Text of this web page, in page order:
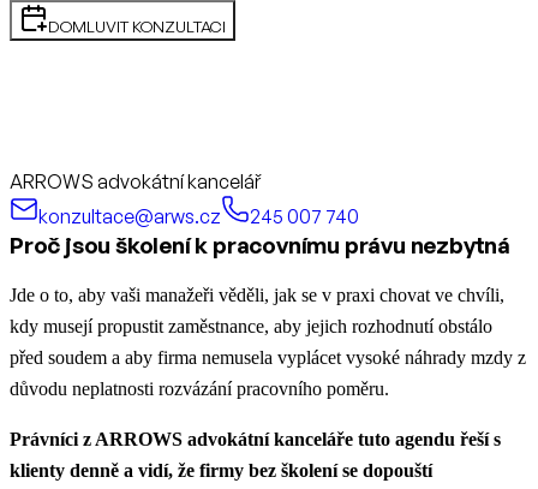
DOMLUVIT KONZULTACI
ARROWS advokátní kancelář
konzultace@arws.cz
245 007 740
Proč jsou školení k pracovnímu právu nezbytná
Jde o to, aby vaši manažeři věděli, jak se v praxi chovat ve chvíli,
kdy musejí propustit zaměstnance, aby jejich rozhodnutí obstálo
před soudem a aby firma nemusela vyplácet vysoké náhrady mzdy z
důvodu neplatnosti rozvázání pracovního poměru.
Právníci z ARROWS advokátní kanceláře tuto agendu řeší s
klienty denně a vidí, že firmy bez školení se dopouští